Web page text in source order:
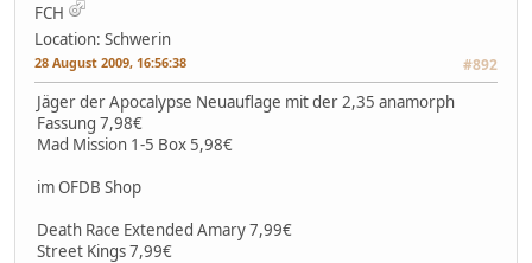
FCH
Location: Schwerin
28 August 2009, 16:56:38 #892
Jäger der Apocalypse Neuauflage mit der 2,35 anamorph
Fassung 7,98€
Mad Mission 1-5 Box 5,98€
im OFDB Shop
Death Race Extended Amary 7,99€
Street Kings 7,99€